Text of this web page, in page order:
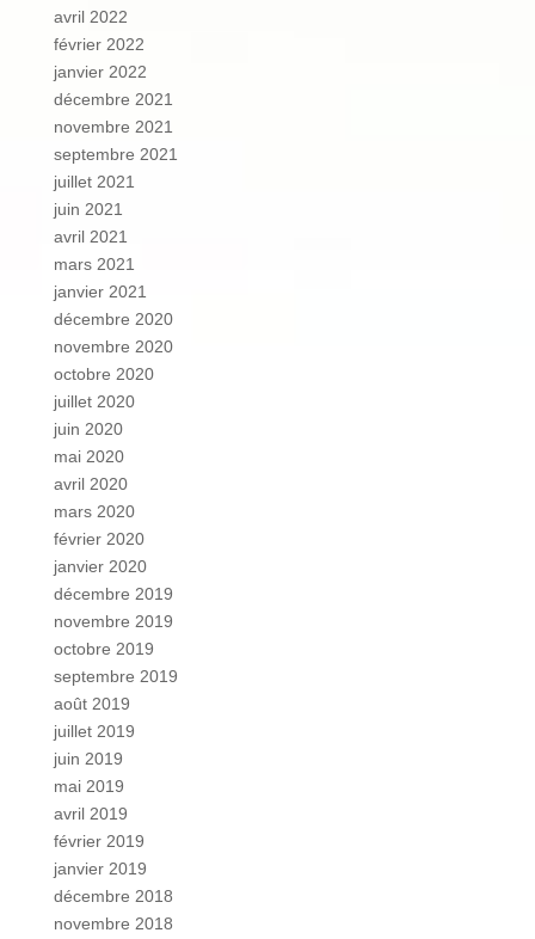
avril 2022
février 2022
janvier 2022
décembre 2021
novembre 2021
septembre 2021
juillet 2021
juin 2021
avril 2021
mars 2021
janvier 2021
décembre 2020
novembre 2020
octobre 2020
juillet 2020
juin 2020
mai 2020
avril 2020
mars 2020
février 2020
janvier 2020
décembre 2019
novembre 2019
octobre 2019
septembre 2019
août 2019
juillet 2019
juin 2019
mai 2019
avril 2019
février 2019
janvier 2019
décembre 2018
novembre 2018